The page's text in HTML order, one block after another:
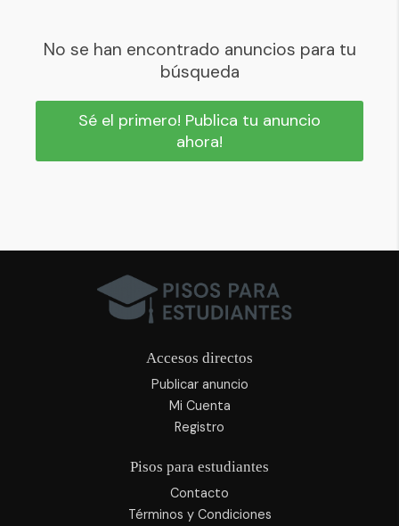
No se han encontrado anuncios para tu
búsqueda
Sé el primero! Publica tu anuncio
ahora!
Accesos directos
Publicar anuncio
Mi Cuenta
Registro
Pisos para estudiantes
Contacto
Términos y Condiciones